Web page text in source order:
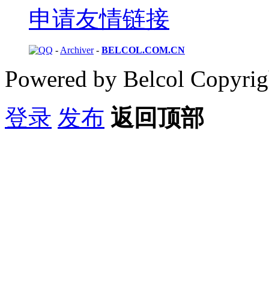
申请友情链接
- Archiver- BELCOL.COM.CN
Powered by Belcol
登录 发布 返回顶部